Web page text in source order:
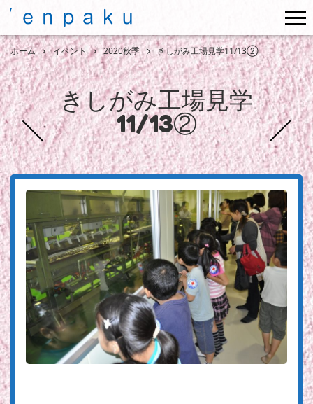
ホーム イベント 2020秋季 きしがみ工場見学11/13②
きしがみ工場見学
11/13②